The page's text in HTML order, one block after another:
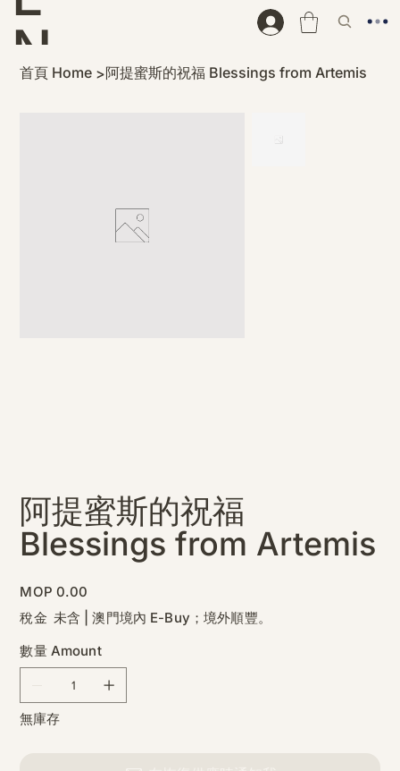
N
D
首頁 Home >阿提蜜斯的祝福 Blessings from Artemis
阿提蜜斯的祝福
Blessings from Artemis
價
格
MOP 0.00
稅金 未含
澳門境內 E-Buy；境外順豐。
數量 Amount
無庫存